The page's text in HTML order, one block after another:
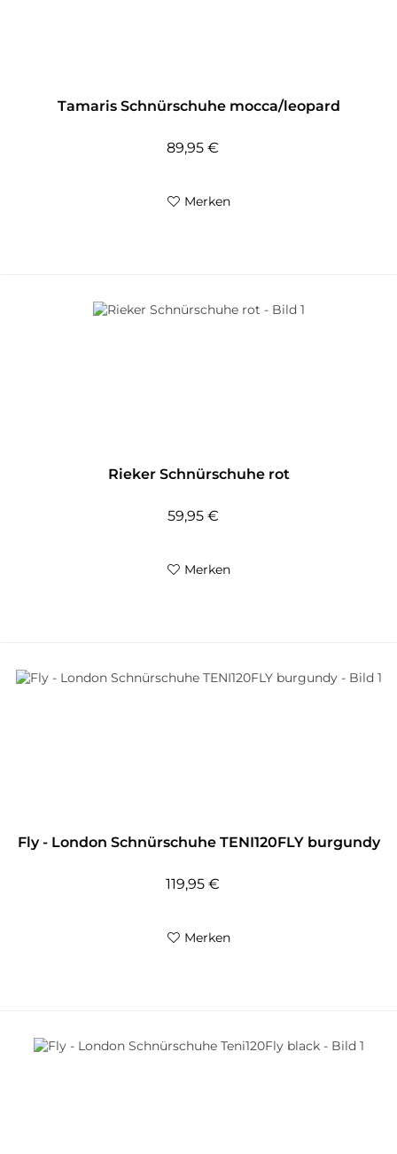
Tamaris Schnürschuhe mocca/leopard
89,95 €
Merken
Rieker Schnürschuhe rot
59,95 €
Merken
Fly - London Schnürschuhe TENI120FLY burgundy
119,95 €
Merken